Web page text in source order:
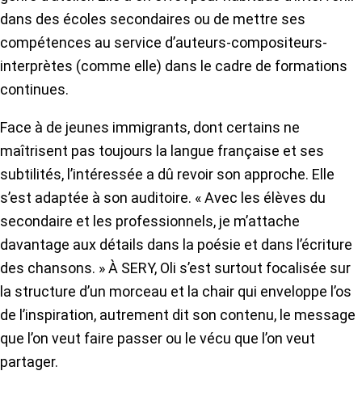
dans des écoles secondaires ou de mettre ses
compétences au service d’auteurs-compositeurs-
interprètes (comme elle) dans le cadre de formations
continues.
Face à de jeunes immigrants, dont certains ne
maîtrisent pas toujours la langue française et ses
subtilités, l’intéressée a dû revoir son approche. Elle
s’est adaptée à son auditoire. « Avec les élèves du
secondaire et les professionnels, je m’attache
davantage aux détails dans la poésie et dans l’écriture
des chansons. » À SERY, Oli s’est surtout focalisée sur
la structure d’un morceau et la chair qui enveloppe l’os
de l’inspiration, autrement dit son contenu, le message
que l’on veut faire passer ou le vécu que l’on veut
partager.